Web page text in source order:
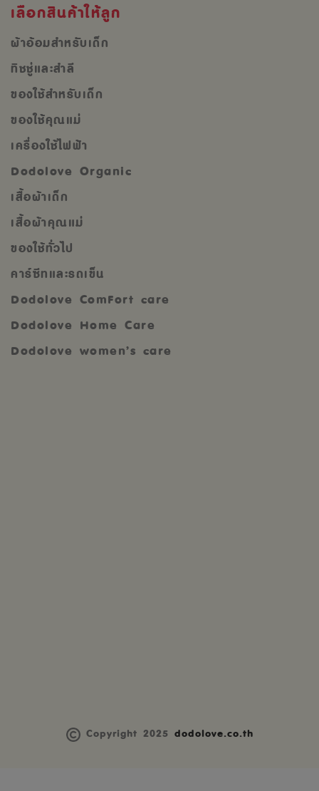
เลือกสินค้าให้ลูก
ผ้าอ้อมสำหรับเด็ก
ทิชชู่และสำลี
ของใช้สำหรับเด็ก
ของใช้คุณแม่
เครื่องใช้ไฟฟ้า
Dodolove Organic
เสื้อผ้าเด็ก
เสื้อผ้าคุณแม่
ของใช้ทั่วไป
คาร์ซีทและรถเข็น
Dodolove ComFort care
Dodolove Home Care
Dodolove women’s care
Copyright 2025 dodolove.co.th